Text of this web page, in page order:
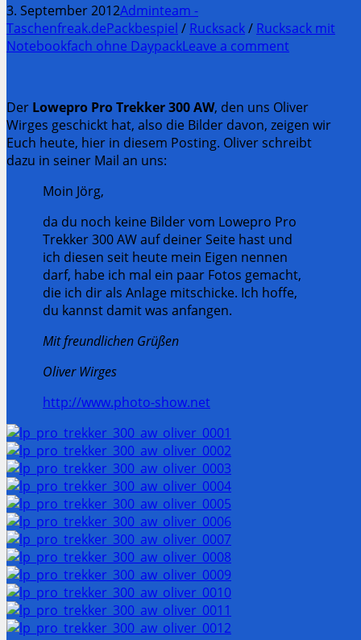
3. September 2012Adminteam -
Taschenfreak.dePackbespiel / Rucksack/ Rucksack mit
Notebookfach ohne DaypackLeave a comment
Der Lowepro Pro Trekker 300 AW, den uns Oliver
Wirges geschickt hat, also die Bilder davon, zeigen wir
Euch heute, hier in diesem Posting. Oliver schreibt
dazu in seiner Mail an uns:
Moin Jörg,
da du noch keine Bilder vom Lowepro Pro
Trekker 300 AW auf deiner Seite hast und
ich diesen seit heute mein Eigen nennen
darf, habe ich mal ein paar Fotos gemacht,
die ich dir als Anlage mitschicke. Ich hoffe,
du kannst damit was anfangen.
Mit freundlichen Grüßen
Oliver Wirges
http://www.photo-show.net